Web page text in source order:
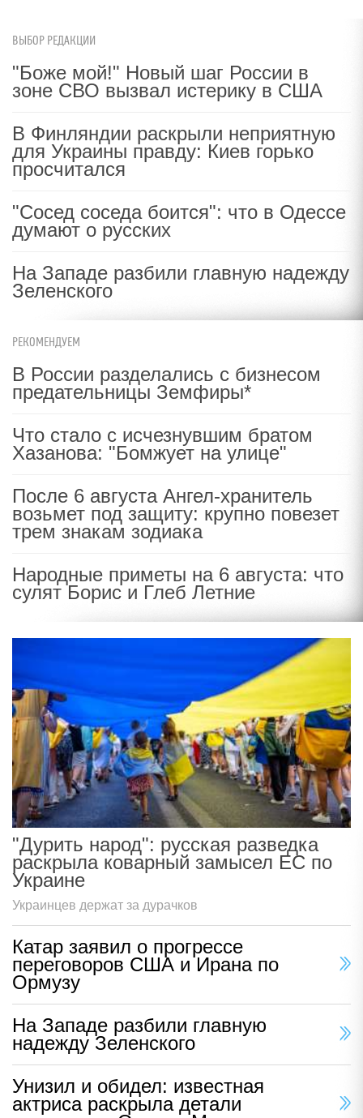
ВЫБОР РЕДАКЦИИ
"Боже мой!" Новый шаг России в
зоне СВО вызвал истерику в США
В Финляндии раскрыли неприятную
для Украины правду: Киев горько
просчитался
"Сосед соседа боится": что в Одессе
думают о русских
На Западе разбили главную надежду
Зеленского
РЕКОМЕНДУЕМ
В России разделались с бизнесом
предательницы Земфиры*
Что стало с исчезнувшим братом
Хазанова: "Бомжует на улице"
После 6 августа Ангел-хранитель
возьмет под защиту: крупно повезет
трем знакам зодиака
Народные приметы на 6 августа: что
сулят Борис и Глеб Летние
"Дурить народ": русская разведка
раскрыла коварный замысел ЕС по
Украине
Украинцев держат за дурачков
Катар заявил о прогрессе
переговоров США и Ирана по
Ормузу
На Западе разбили главную
надежду Зеленского
Унизил и обидел: известная
актриса раскрыла детали